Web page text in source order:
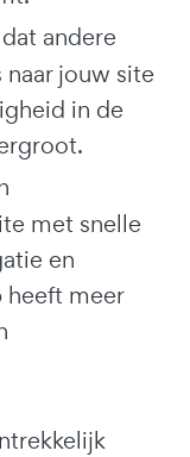
andere
jouw site
in de
met snelle
en
meer